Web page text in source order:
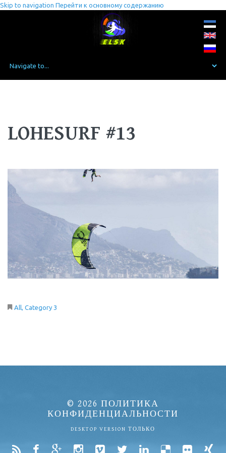
Skip to navigation Перейти к основному содержанию
LOHESURF #13
All Category 3
© 2026 ПОЛИТИКА
КОНФИДЕНЦИАЛЬНОСТИ
DESKTOP VERSION ТОЛЬКО